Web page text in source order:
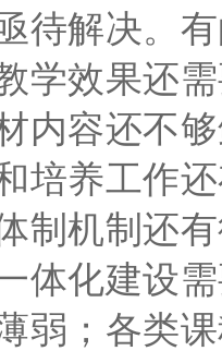
待解决。
学效果还
内容还不
培养工作
制机制还
体化建设
弱；各类